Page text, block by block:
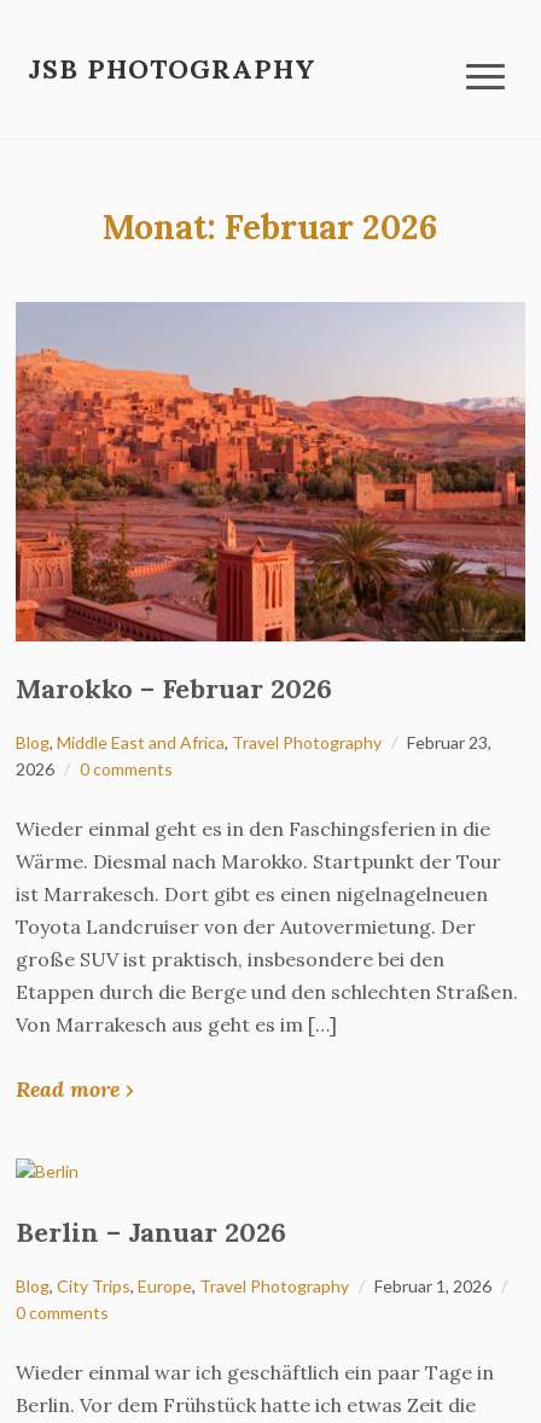
JSB PHOTOGRAPHY
Monat: Februar 2026
Marokko – Februar 2026
Blog,Middle East and Africa, Travel Photography
Februar 23,
2026
0 comments
Wieder einmal geht es in den Faschingsferien in die
Wärme. Diesmal nach Marokko. Startpunkt der Tour
ist Marrakesch. Dort gibt es einen nigelnagelneuen
Toyota Landcruiser von der Autovermietung. Der
große SUV ist praktisch, insbesondere bei den
Etappen durch die Berge und den schlechten Straßen.
Von Marrakesch aus geht es im […]
Read more ›
Berlin – Januar 2026
Blog,City Trips,Europe, Travel Photography
Februar 1, 2026
0 comments
Wieder einmal war ich geschäftlich ein paar Tage in
Berlin. Vor dem Frühstück hatte ich etwas Zeit die